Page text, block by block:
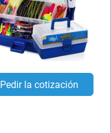
Pedir la cotización